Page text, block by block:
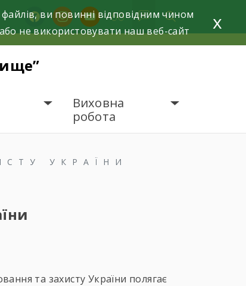
facebookinstagramyoutube
Виховна
робота
УКРАЇНИ
та захисту України полягає
ви повинні відповідним чином
не використовувати наш веб-сайт
x